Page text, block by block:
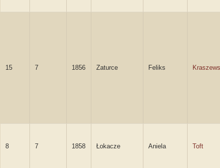
15 7 1856 Zaturce Feliks
8 7 1858 Łokacze Aniela Toft